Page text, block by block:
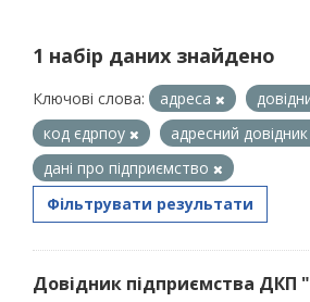
1 набір даних знайдено
Ключові слова: адреса
код єдрпоу
адресний довідник
дані про підприємство
Фільтрувати результати
Довідник підприємства ДКП